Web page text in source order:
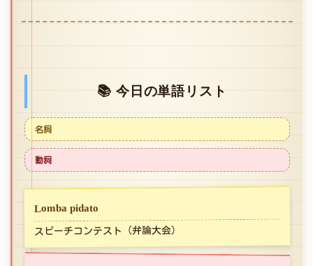
📚 今日の単語リスト
名詞
動詞
Lomba pidato
スピーチコンテスト（弁論大会）